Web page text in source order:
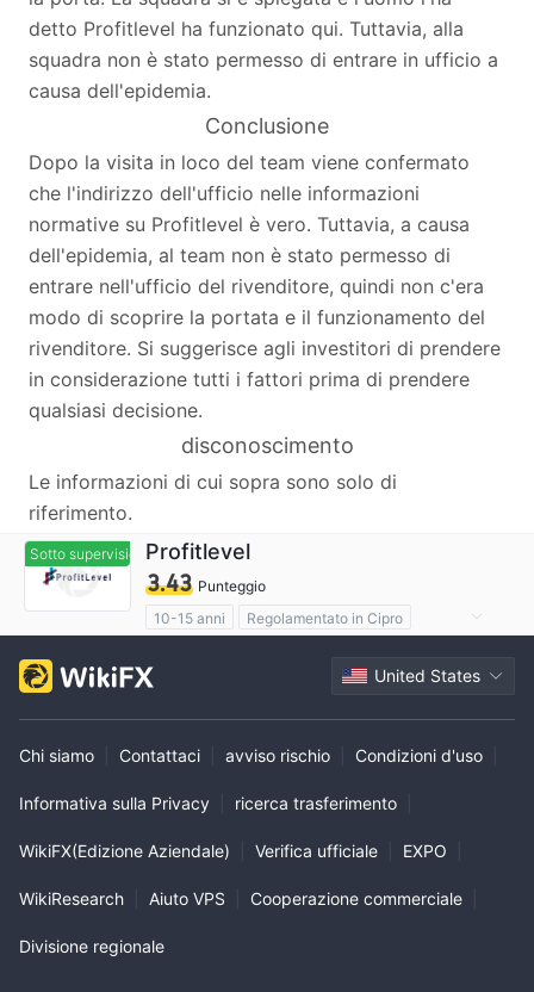
detto Profitlevel ha funzionato qui. Tuttavia, alla
squadra non è stato permesso di entrare in ufficio a
causa dell'epidemia.
Conclusione
Dopo la visita in loco del team viene confermato
che l'indirizzo dell'ufficio nelle informazioni
normative su Profitlevel è vero. Tuttavia, a causa
dell'epidemia, al team non è stato permesso di
entrare nell'ufficio del rivenditore, quindi non c'era
modo di scoprire la portata e il funzionamento del
rivenditore. Si suggerisce agli investitori di prendere
in considerazione tutti i fattori prima di prendere
qualsiasi decisione.
disconoscimento
Le informazioni di cui sopra sono solo di
riferimento.
Sotto supervisione Sotto supervisione
Profitlevel
3.43 Punteggio
10-15 anni
Regolamentato in Cipro
United States
Chi siamo Contattaci avviso rischio Condizioni d'uso
Informativa sulla Privacy ricerca trasferimento
WikiFX(Edizione Aziendale) Verifica ufficiale EXPO
WikiResearch Aiuto VPS Cooperazione commerciale
Divisione regionale